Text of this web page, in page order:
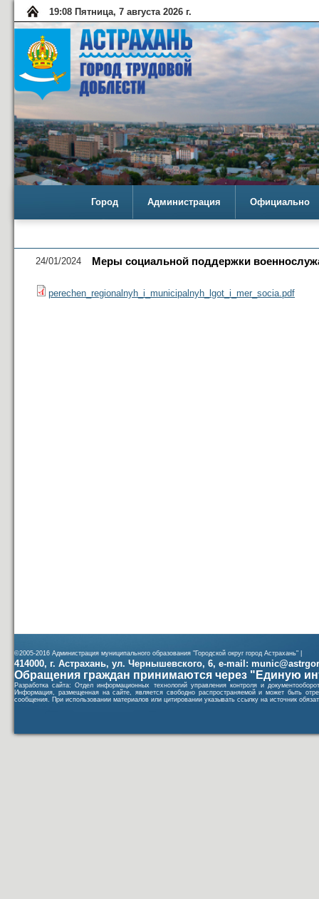
19:08 Пятница, 7 августа 2026 г.
Город Администрация Официально
24/01/2024 Меры социальной поддержки
perechen_regionalnyh_i_municipalnyh_lgot_i_mer_socia.pdf
©2005-2016 Администрация муниципального образования "Городской округ город Астрахань" |
414000, г. Астрахань, ул. Чернышевского, 6, e-mail:
Обращения граждан принимаются через "Единую
Разработка сайта: Отдел информационных технологий управления контроля и
Информация, размещенная на сайте, является свободно распространяемой и может быть
сообщения. При использовании материалов или цитировании указывать ссылку на источник